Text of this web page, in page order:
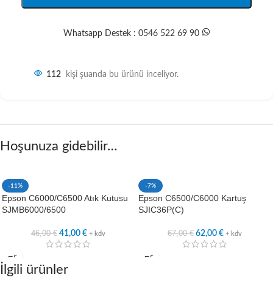
Whatsapp Destek : 0546 522 69 90
112 kişi şuanda bu ürünü inceliyor.
Hoşunuza gidebilir…
-11%
Epson C6000/C6500 Atık Kutusu
SJMB6000/6500
46,00€ 41,00 € + kdv
-7%
Epson C6500/C6000 Kartuş
SJIC36P(C)
67,00€ 62,00 € + kdv
İlgili ürünler